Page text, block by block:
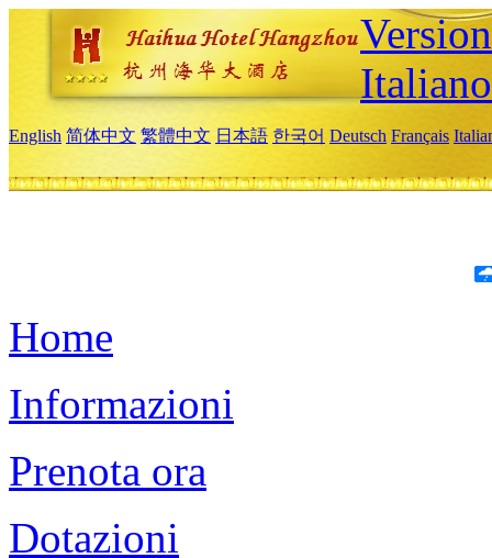
Italiano
English 简体中文 繁體中文 日本語 한국어 Deutsch Français
Home
Informazioni
Prenota ora
Dotazioni